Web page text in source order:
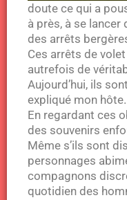
doute ce qui a
à près, à se
des arrêts
Ces arrêts de
autrefois de
Aujourd’hui, ils
expliqué mon hôte.
En regardant ces
des souvenirs
Même s’ils sont
personnages
compagnons
quotidien des